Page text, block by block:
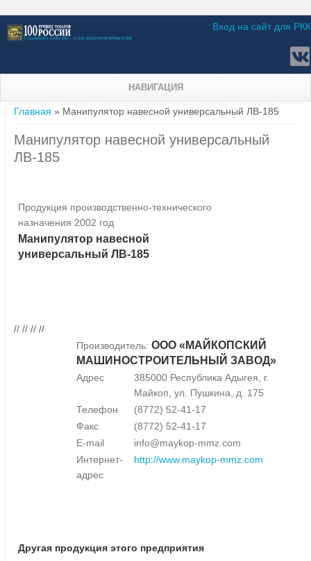
Вход на сайт для РКК
НАВИГАЦИЯ
Вы здесь
Главная » Манипулятор навесной универсальный ЛВ-185
Манипулятор навесной универсальный
ЛВ-185
Продукция производственно-технического
назначения 2002 год
Манипулятор навесной
универсальный ЛВ-185
// // // //
Производитель: ООО «МАЙКОПСКИЙ
МАШИНОСТРОИТЕЛЬНЫЙ ЗАВОД»
Адрес
385000 Республика Адыгея, г.
Майкоп, ул. Пушкина, д. 175
Телефон
(8772) 52-41-17
Факс
(8772) 52-41-17
E-mail
info@maykop-mmz.com
Интернет-
адрес
http://www.maykop-mmz.com
Другая продукция этого предприятия